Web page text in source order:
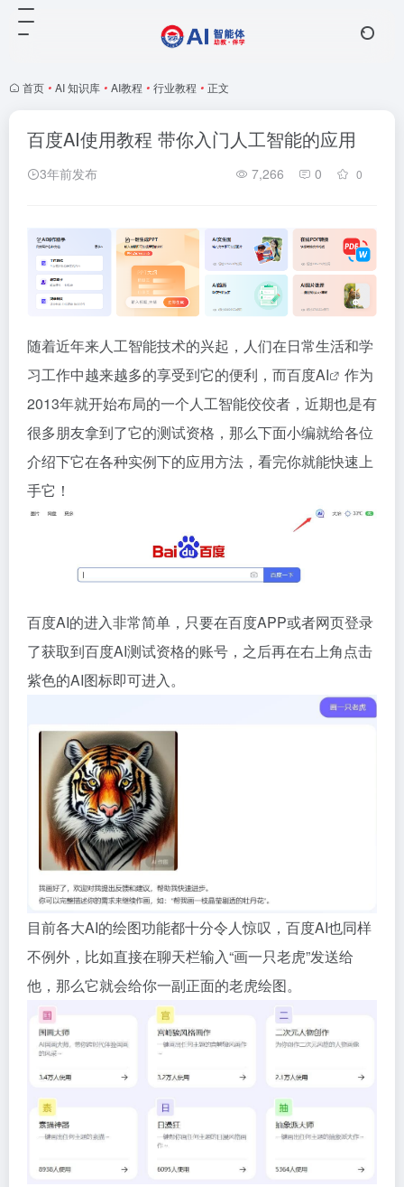
首页 • AI 知识库 • AI教程 • 行业教程 • 正文
百度AI使用教程 带你入门人工智能的应用
3年前发布 7,266 0 0
随着近年来人工智能技术的兴起，人们在日常生活和学
习工作中越来越多的享受到它的便利，而百度AI
作为
2013年就开始布局的一个人工智能佼佼者，近期也是有
很多朋友拿到了它的测试资格，那么下面小编就给各位
介绍下它在各种实例下的应用方法，看完你就能快速上
手它！
百度AI的进入非常简单，只要在百度APP或者网页登录
了获取到百度AI测试资格的账号，之后再在右上角点击
紫色的AI图标即可进入。
目前各大AI的绘图功能都十分令人惊叹，百度AI也同样
不例外，比如直接在聊天栏输入“画一只老虎”发送给
他，那么它就会给你一副正面的老虎绘图。